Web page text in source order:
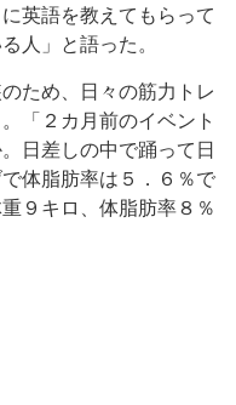
英語を教えてもらって
人」と語った。
ため、日々の筋力トレ
「２カ月前のイベント
日差しの中で踊って日
体脂肪率は５．６％で
９キロ、体脂肪率８％